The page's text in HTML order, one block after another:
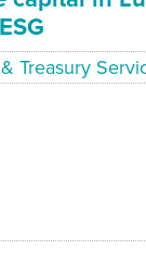
Treasury